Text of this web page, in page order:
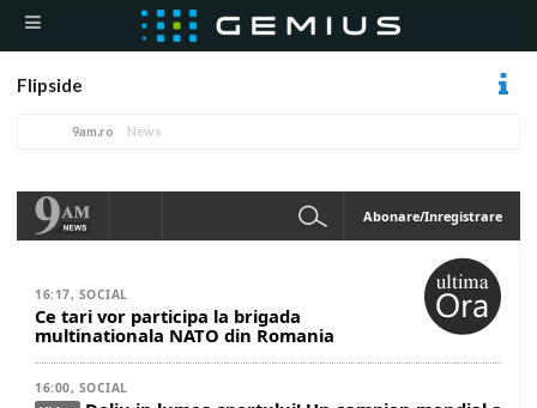
Flipside
9am.ro News